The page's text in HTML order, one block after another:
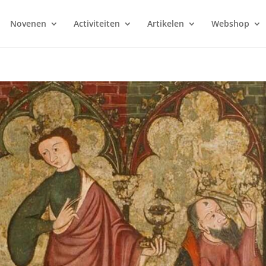
Novenen Activiteiten Artikelen Webshop